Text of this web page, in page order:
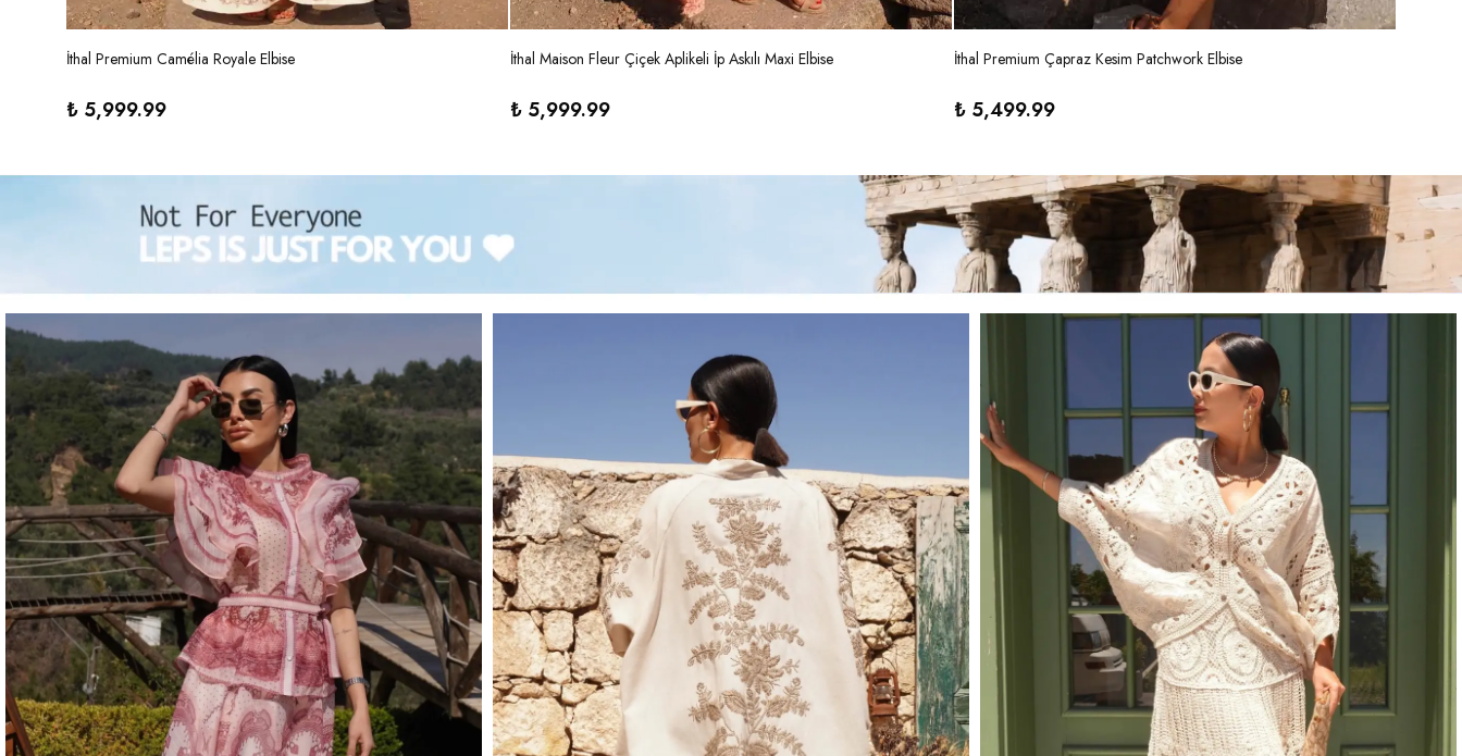
İthal Premium Camélia Royale Elbise
₺ 5,999.99
İthal Maison Fleur Çiçek Aplikeli İp Askılı Maxi Elbise
₺ 5,999.99
İthal Premium Çapraz Kesim Patchwork Elbise
₺ 5,499.99